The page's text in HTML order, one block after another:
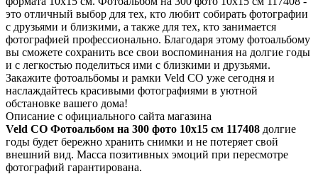
это отличный выбор для тех, кто любит собирать фотографии
с друзьями и близкими, а также для тех, кто занимается
фотографией профессионально. Благодаря этому фотоальбому
вы сможете сохранить все свои воспоминания на долгие годы
и с легкостью поделиться ими с близкими и друзьями.
Закажите фотоальбомы и рамки Veld CO уже сегодня и
наслаждайтесь красивыми фотографиями в уютной
обстановке вашего дома!
Описание с официального сайта магазина
Veld CO Фотоальбом на 300 фото 10х15 см 117408 долгие
годы будет бережно хранить снимки и не потеряет свой
внешний вид. Масса позитивных эмоций при пересмотре
фотографий гарантирована.